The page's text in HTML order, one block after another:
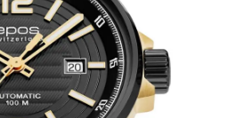
Tiếng Việt